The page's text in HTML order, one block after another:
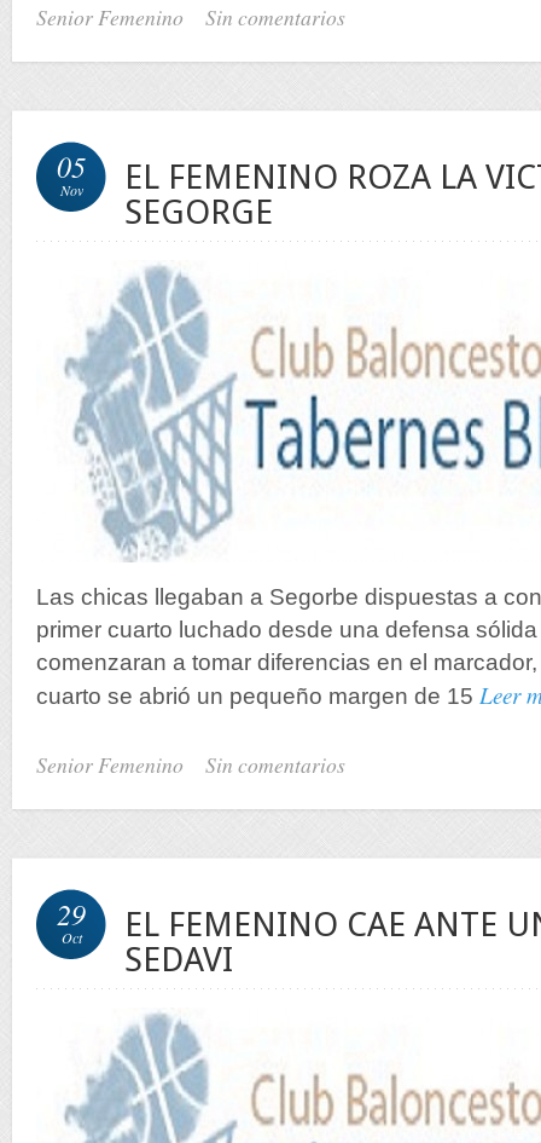
Senior Femenino Sin comentarios
05
Nov
EL FEMENINO ROZA LA
SEGORGE
Las chicas llegaban a Segorbe dispuestas a
primer cuarto luchado desde una defensa
comenzaran a tomar diferencias en el
cuarto se abrió un pequeño margen de 15 Leer
Senior Femenino Sin comentarios
29
Oct
EL FEMENINO CAE ANTE
SEDAVI